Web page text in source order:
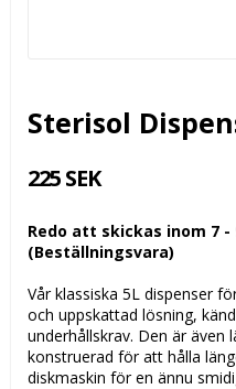
Sterisol
225 SEK
Redo att skickas inom 7
(Beställningsvara)
Vår klassiska 5L dispenser
och uppskattad lösning,
underhållskrav. Den är
konstruerad för att hålla
diskmaskin för en ännu